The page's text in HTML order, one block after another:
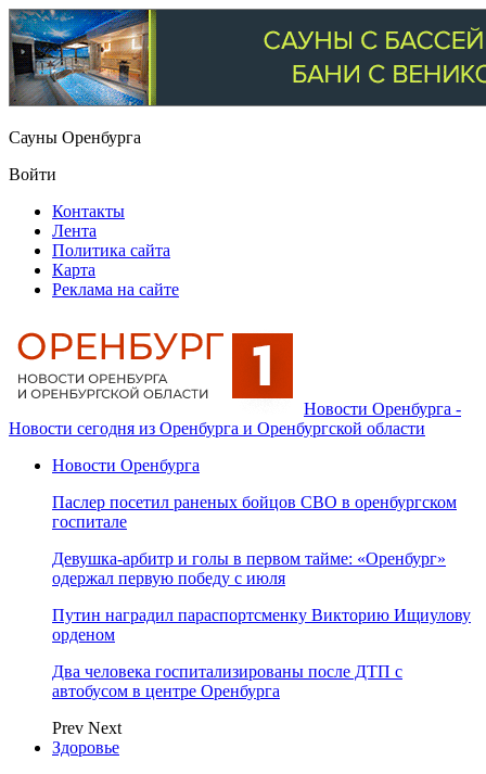
Сауны Оренбурга
Войти
Контакты
Лента
Политика сайта
Карта
Реклама на сайте
Новости Оренбурга -
Новости сегодня из Оренбурга и Оренбургской области
Новости Оренбурга
Паслер посетил раненых бойцов СВО в оренбургском
госпитале
Девушка-арбитр и голы в первом тайме: «Оренбург»
одержал первую победу с июля
Путин наградил параспортсменку Викторию Ищиулову
орденом
Два человека госпитализированы после ДТП с
автобусом в центре Оренбурга
Prev Next
Здоровье